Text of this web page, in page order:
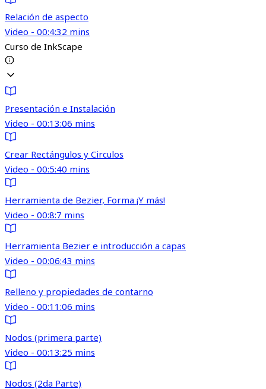
Relación de aspecto
Video - 00:4:32 mins
Curso de InkScape
Presentación e Instalación
Video - 00:13:06 mins
Crear Rectángulos y Circulos
Video - 00:5:40 mins
Herramienta de Bezier, Forma ¡Y más!
Video - 00:8:7 mins
Herramienta Bezier e introducción a capas
Video - 00:06:43 mins
Relleno y propiedades de contarno
Video - 00:11:06 mins
Nodos (primera parte)
Video - 00:13:25 mins
Nodos (2da Parte)